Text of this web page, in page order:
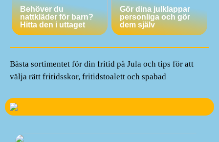
Behöver du
nattkläder för barn?
Hitta den i uttaget
Gör dina julklappar
personliga och gör
dem själv
Bästa sortimentet för din fritid på Jula och tips för att
välja rätt fritidsskor, fritidstoalett och spabad